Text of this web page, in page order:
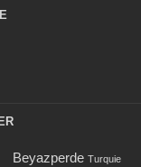
Beyazperde Turquie